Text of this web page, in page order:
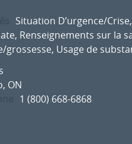
Situation D’urgence/Crise,
, Renseignements sur la
grossesse, Usage de
ON
1 (800) 668-6868